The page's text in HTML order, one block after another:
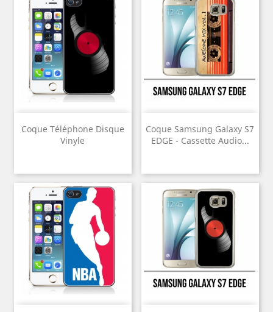
Coque Téléphone Disque
Vinyle
Coque Samsung Galaxy S7
EDGE - Cassette Audio...